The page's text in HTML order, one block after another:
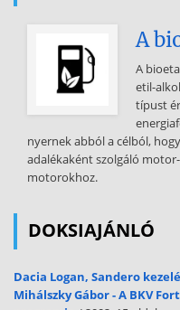
A
A
etil-
típust
nyernek abból a célból,
adalékaként szolgáló
motorokhoz.
DOKSIAJÁNLÓ
Dacia Logan, Sandero
Mihálszky Gábor - A BKV